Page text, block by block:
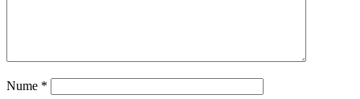
Nume *